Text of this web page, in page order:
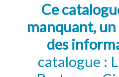
Ce
manquant,
des
catalogue :